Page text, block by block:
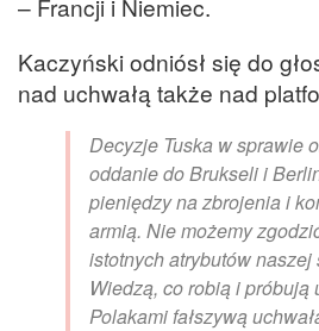
– Francji i Niemiec.
Kaczyński odniósł się do
nad uchwałą także nad
Decyzje Tuska w sprawie
oddanie do Brukseli i
pieniędzy na zbrojenia i
armią. Nie możemy
istotnych atrybutów
Wiedzą, co robią i próbują
Polakami fałszywą